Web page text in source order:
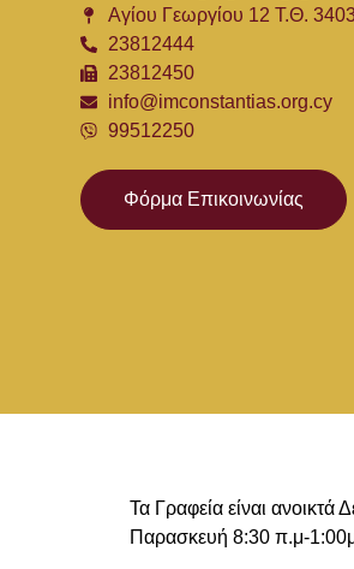
Αγίου Γεωργίου 12 Τ.Θ.
23812444
23812450
info@imconstantias.org.cy
99512250
Φόρμα Επικοινωνίας
Τα Γραφεία είναι ανοικτά
Παρασκευή 8:30 π.μ-